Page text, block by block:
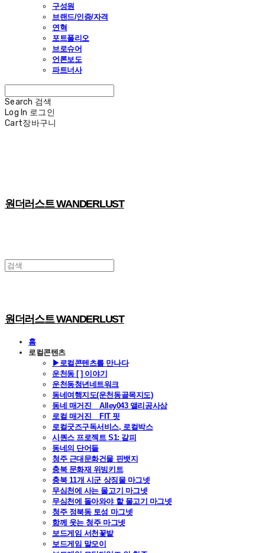
구성원
브랜드/인증/자격
연혁
포트폴리오
브로슈어
언론보도
파트너사
Search 검색
Log In 로그인
Cart장바구니
원더러스트 WANDERLUST
원더러스트 WANDERLUST
홈
로컬콘텐츠
▶로컬콘텐츠를 만나다
운천동 [ ] 이야기
운천동청년네트워크
동네여행지도(운천동골목지도)
동네 매거진 _ Alley043 앨리공사삼
로컬 매거진 _ FIT 핏
로컬굿즈구독서비스, 로컬박스
시퀀스 프로젝트 S1: 갈피
동네의 단어들
청주 근대문화건물 핀뱃지
충북 문화재 위빙키트
충북 11개 시군 상징물 마그넷
무심천에 사는 물고기 마그넷
무심천에 돌아와야 할 물고기 마그넷
청주 정북동 토성 마그넷
함께 웃는 청주 마그넷
보드게임 서천꽃밭
보드게임 말모이